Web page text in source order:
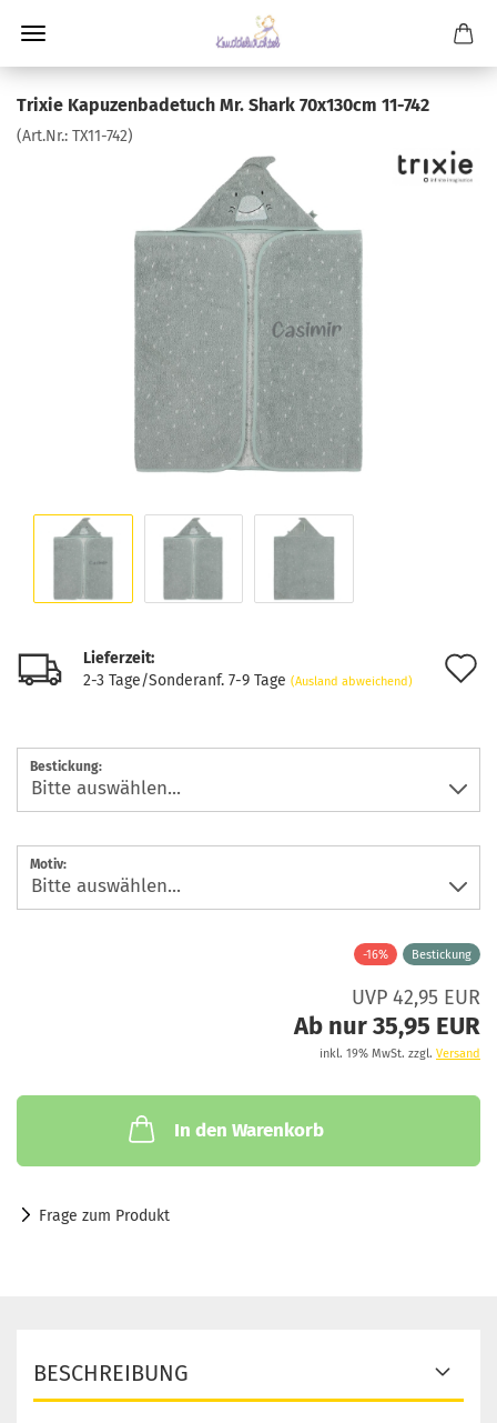
Trixie Kapuzenbadetuch Mr. Shark 70x130cm 11-742
(Art.Nr.: TX11-742)
Lieferzeit:
2-3 Tage/Sonderanf. 7-9 Tage (Ausland abweichend)
Bestickung:
Motiv:
-16% Bestickung
UVP 42,95 EUR
Ab nur 35,95 EUR
inkl. 19% MwSt. zzgl. Versand
In den Warenkorb
Frage zum Produkt
BESCHREIBUNG